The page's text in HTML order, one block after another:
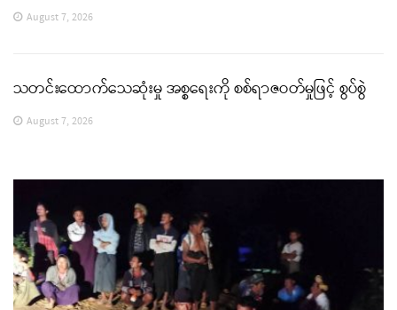
August 7, 2026
သတင်းထောက်သေဆုံးမှု အစ္စရေးကို စစ်ရာဇဝတ်မှုဖြင့် စွပ်စွဲ
August 7, 2026